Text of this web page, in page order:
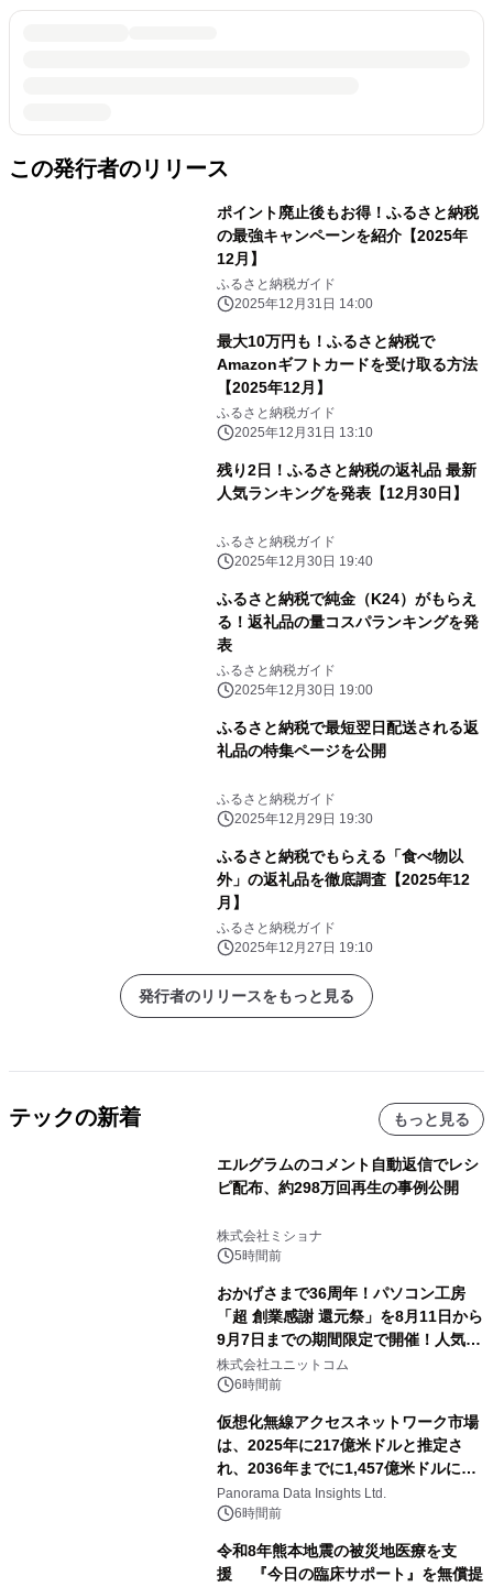
この発行者のリリース
ポイント廃止後もお得！ふるさと納税
の最強キャンペーンを紹介【2025年
12月】
ふるさと納税ガイド
2025年12月31日 14:00
最大10万円も！ふるさと納税で
Amazonギフトカードを受け取る方法
【2025年12月】
ふるさと納税ガイド
2025年12月31日 13:10
残り2日！ふるさと納税の返礼品 最新
人気ランキングを発表【12月30日】
ふるさと納税ガイド
2025年12月30日 19:40
ふるさと納税で純金（K24）がもらえ
る！返礼品の量コスパランキングを発
表
ふるさと納税ガイド
2025年12月30日 19:00
ふるさと納税で最短翌日配送される返
礼品の特集ページを公開
ふるさと納税ガイド
2025年12月29日 19:30
ふるさと納税でもらえる「食べ物以
外」の返礼品を徹底調査【2025年12
月】
ふるさと納税ガイド
2025年12月27日 19:10
発行者のリリースをもっと見る
テックの新着 もっと見る
エルグラムのコメント自動返信でレシ
ピ配布、約298万回再生の事例公開
株式会社ミショナ
5時間前
おかげさまで36周年！パソコン工房
「超 創業感謝 還元祭」を8月11日から
9月7日までの期間限定で開催！人気の
ゲーミングPCや高性能ノートPCなど
対象iiyama PCのご購入で最大3万円分
株式会社ユニットコム
6時間前
仮想化無線アクセスネットワーク市場
は、2025年に217億米ドルと推定さ
れ、2036年までに1,457億米ドルに達
すると予測されており、予測期間
（2026年～2036年）
Panorama Data Insights Ltd.
6時間前
令和8年熊本地震の被災地医療を支
援 『今日の臨床サポート』を無償提